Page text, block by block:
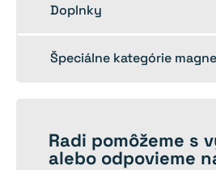
Doplnky
Špeciálne kategórie
Radi pomôžeme s
alebo odpovieme